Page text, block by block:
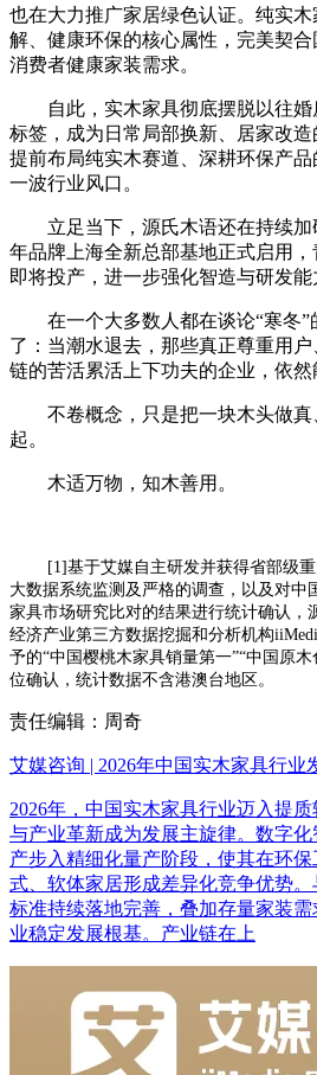
也在大力推广家居绿色认证。纯实
解、健康环保的核心属性，完美契
消费者健康家装需求。
自此，实木家具彻底摆脱以往婚
标签，成为日常局部换新、居家改
提前布局纯实木赛道、深耕环保产
一波行业风口。
立足当下，源氏木语还在持续加
年品牌上海全新总部基地正式启用
即将投产，进一步强化智造与研发能
在一个大多数人都在谈论“寒冬”
了：当潮水退去，那些真正尊重用
链的苦活累活上下功夫的企业，依然
不卷概念，只是把一块木头做真
起。
木适万物，知木善用。
[1]基于艾媒自主研发并获得省部级
大数据系统监测及严格的调查，以及对中
家具市场研究比对的结果进行统计确认，
经济产业第三方数据挖掘和分析机构
予的“中国樱桃木家具销量第一”“中国原
位确认，统计数据不含港澳台地区。
责任编辑：周奇
艾媒咨询 | 2026年中国实木家具行业
2026年，中国实木家具行业迈入提
与产业革新成为发展主旋律。数字
产步入精细化量产阶段，使其在环
式、软体家居形成差异化竞争优势
标准持续落地完善，叠加存量家装
业稳定发展根基。产业链在上